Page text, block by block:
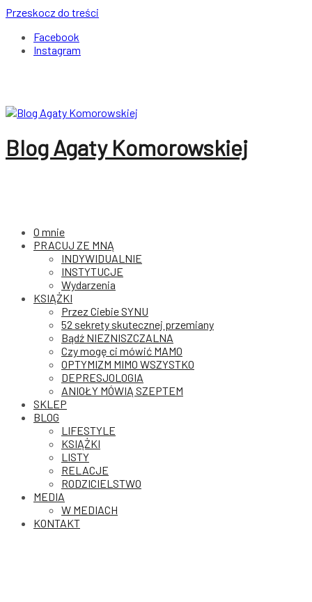
Przeskocz do treści
Facebook
Instagram
Blog Agaty Komorowskiej
O mnie
PRACUJ ZE MNĄ
INDYWIDUALNIE
INSTYTUCJE
Wydarzenia
KSIĄŻKI
Przez Ciebie SYNU
52 sekrety skutecznej przemiany
Bądź NIEZNISZCZALNA
Czy mogę ci mówić MAMO
OPTYMIZM MIMO WSZYSTKO
DEPRESJOLOGIA
ANIOŁY MÓWIĄ SZEPTEM
SKLEP
BLOG
LIFESTYLE
KSIĄŻKI
LISTY
RELACJE
RODZICIELSTWO
MEDIA
W MEDIACH
KONTAKT